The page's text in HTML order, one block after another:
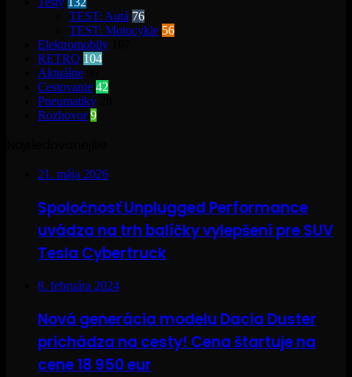
TEST: Autá 76
TEST: Motocykle 56
Elektromobily
RETRO 104
Aktuálne
Cestovanie 42
Pneumatiky
Rozhovor 9
21. mája 2026
Spoločnosť Unplugged Performance
uvádza na trh balíčky vylepšení pre SUV
Tesla Cybertruck
8. februára 2024
Nová generácia modelu Dacia Duster
prichádza na cesty! Cena štartuje na
cene 18 950 eur